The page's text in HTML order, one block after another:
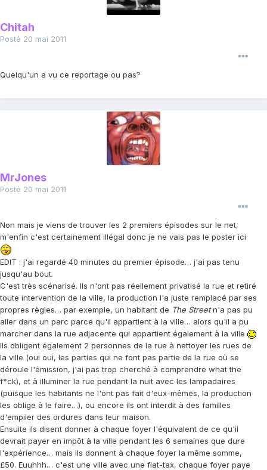
Chitah
Posté 20 mai 2011
Quelqu'un a vu ce reportage ou pas?
MrJones
Posté 20 mai 2011
Non mais je viens de trouver les 2 premiers épisodes sur le net,
m'enfin c'est certainement illégal donc je ne vais pas le poster ici
EDIT : j'ai regardé 40 minutes du premier épisode… j'ai pas tenu
jusqu'au bout.
C'est très scénarisé. Ils n'ont pas réellement privatisé la rue et retiré
toute intervention de la ville, la production l'a juste remplacé par ses
propres règles… par exemple, un habitant de The Streetn'a pas pu
aller dans un parc parce qu'il appartient à la ville… alors qu'il a pu
marcher dans la rue adjacente qui appartient également à la ville
Ils obligent également 2 personnes de la rue à nettoyer les rues de
la ville (oui oui, les parties qui ne font pas partie de la rue où se
déroule l'émission, j'ai pas trop cherché à comprendre what the
f*ck), et à illuminer la rue pendant la nuit avec les lampadaires
(puisque les habitants ne l'ont pas fait d'eux-mêmes, la production
les oblige à le faire…), ou encore ils ont interdit à des familles
d'empiler des ordures dans leur maison.
Ensuite ils disent donner à chaque foyer l'équivalent de ce qu'il
devrait payer en impôt à la ville pendant les 6 semaines que dure
l'expérience… mais ils donnent à chaque foyer la même somme,
£50. Euuhhh… c'est une ville avec une flat-tax, chaque foyer paye